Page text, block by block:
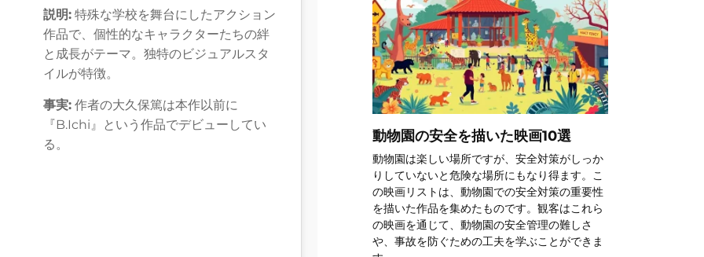
説明: 特殊な学校を舞台にしたアクション
作品で、個性的なキャラクターたちの絆
と成長がテーマ。独特のビジュアルスタ
イルが特徴。
事実: 作者の大久保篤は本作以前に
『B.Ichi』という作品でデビューしてい
る。
動物園の安全を描いた映画10選
動物園は楽しい場所ですが、安全対策がしっか
りしていないと危険な場所にもなり得ます。こ
の映画リストは、動物園での安全対策の重要性
を描いた作品を集めたものです。観客はこれら
の映画を通じて、動物園の安全管理の難しさ
や、事故を防ぐための工夫を学ぶことができま